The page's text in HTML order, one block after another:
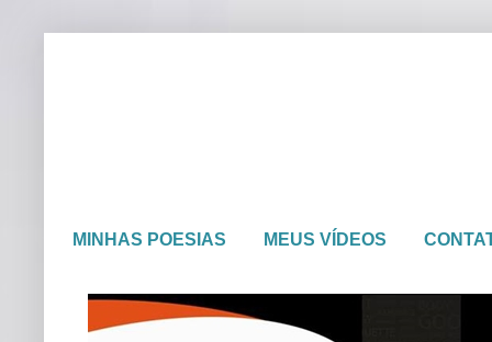
MINHAS POESIAS MEUS VÍDEOS